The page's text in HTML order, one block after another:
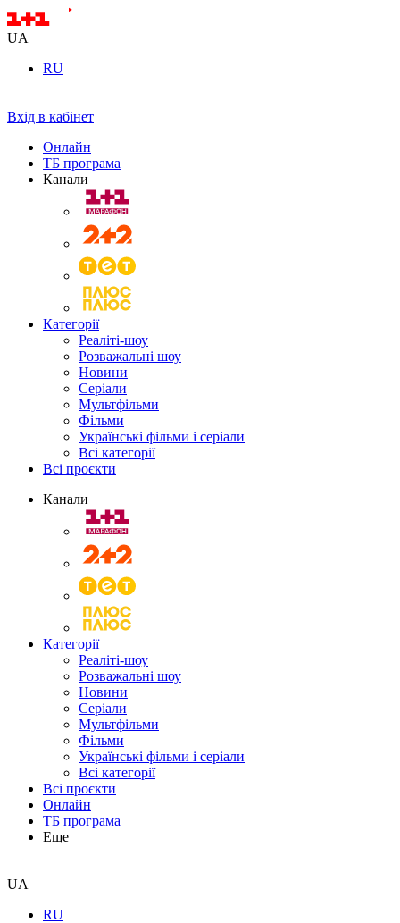
UA
RU
Вхід в кабінет
Онлайн
ТБ програма
Канали
Категорії
Реаліті-шоу
Розважальні шоу
Новини
Серіали
Мультфільми
Фільми
Українські фільми і серіали
Всі категорії
Всі проєкти
Канали
Категорії
Реаліті-шоу
Розважальні шоу
Новини
Серіали
Мультфільми
Фільми
Українські фільми і серіали
Всі категорії
Всі проєкти
Онлайн
ТБ програма
Еще
UA
RU